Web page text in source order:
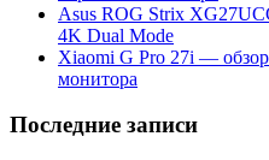
Asus ROG Strix
4K Dual Mode
Xiaomi G Pro 27i —
монитора
Последние записи